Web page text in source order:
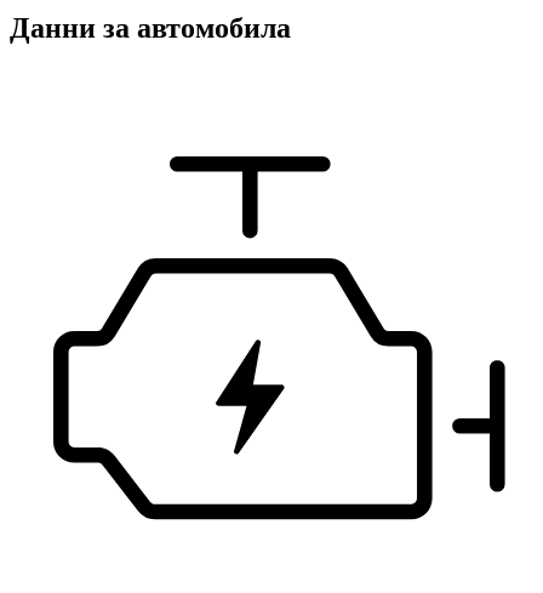
Данни за автомобила